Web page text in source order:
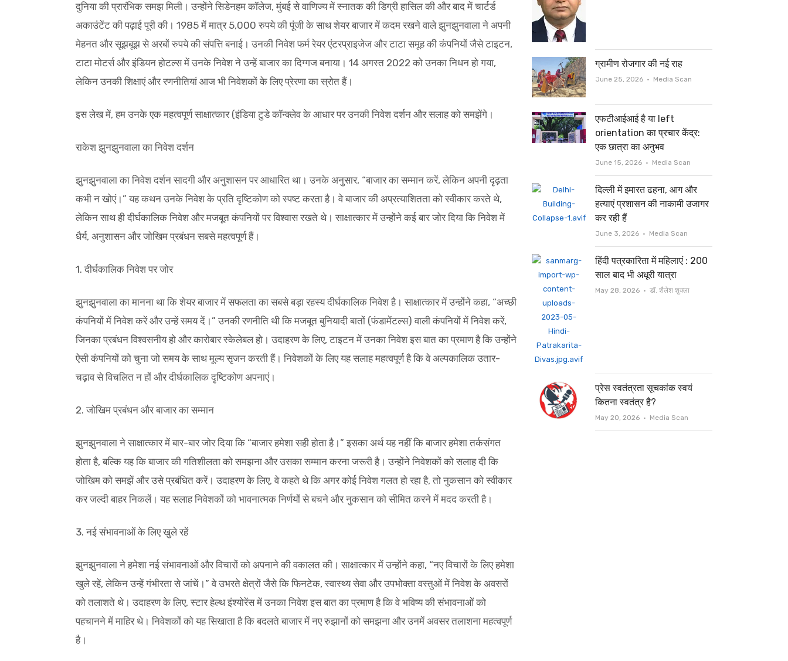
दुनिया की प्रारंभिक समझ मिली। उन्होंने सिडेनहम कॉलेज, मुंबई से वाणिज्य में स्नातक की डिग्री हासिल की और बाद में चार्टर्ड
अकाउंटेंट की पढ़ाई पूरी की। 1985 में मात्र 5,000 रुपये की पूंजी के साथ शेयर बाजार में कदम रखने वाले झुनझुनवाला ने अपनी
मेहनत और सूझबूझ से अरबों रुपये की संपत्ति बनाई। उनकी निवेश फर्म रेयर एंटरप्राइजेज और टाटा समूह की कंपनियों जैसे टाइटन,
टाटा मोटर्स और इंडियन होटल्स में उनके निवेश ने उन्हें बाजार का दिग्गज बनाया। 14 अगस्त 2022 को उनका निधन हो गया,
लेकिन उनकी शिक्षाएं और रणनीतियां आज भी निवेशकों के लिए प्रेरणा का स्रोत हैं।
इस लेख में, हम उनके एक महत्वपूर्ण साक्षात्कार (इंडिया टुडे कॉन्क्लेव के आधार पर उनकी निवेश दर्शन और सलाह को समझेंगे।
राकेश झुनझुनवाला का निवेश दर्शन
झुनझुनवाला का निवेश दर्शन सादगी और अनुशासन पर आधारित था। उनके अनुसार, “बाजार का सम्मान करें, लेकिन अपनी दृढ़ता
कभी न खोएं।” यह कथन उनके निवेश के प्रति दृष्टिकोण को स्पष्ट करता है। वे बाजार की अप्रत्याशितता को स्वीकार करते थे,
लेकिन साथ ही दीर्घकालिक निवेश और मजबूत कंपनियों पर विश्वास रखते थे। साक्षात्कार में उन्होंने कई बार जोर दिया कि निवेश में
धैर्य, अनुशासन और जोखिम प्रबंधन सबसे महत्वपूर्ण हैं।
1. दीर्घकालिक निवेश पर जोर
झुनझुनवाला का मानना था कि शेयर बाजार में सफलता का सबसे बड़ा रहस्य दीर्घकालिक निवेश है। साक्षात्कार में उन्होंने कहा, “अच्छी
कंपनियों में निवेश करें और उन्हें समय दें।” उनकी रणनीति थी कि मजबूत बुनियादी बातों (फंडामेंटल्स) वाली कंपनियों में निवेश करें,
जिनका प्रबंधन विश्वसनीय हो और कारोबार स्केलेबल हो। उदाहरण के लिए, टाइटन में उनका निवेश इस बात का प्रमाण है कि उन्होंने
ऐसी कंपनियों को चुना जो समय के साथ मूल्य सृजन करती हैं। निवेशकों के लिए यह सलाह महत्वपूर्ण है कि वे अल्पकालिक उतार-
चढ़ाव से विचलित न हों और दीर्घकालिक दृष्टिकोण अपनाएं।
2. जोखिम प्रबंधन और बाजार का सम्मान
झुनझुनवाला ने साक्षात्कार में बार-बार जोर दिया कि “बाजार हमेशा सही होता है।” इसका अर्थ यह नहीं कि बाजार हमेशा तर्कसंगत
होता है, बल्कि यह कि बाजार की गतिशीलता को समझना और उसका सम्मान करना जरूरी है। उन्होंने निवेशकों को सलाह दी कि
जोखिम को समझें और उसे प्रबंधित करें। उदाहरण के लिए, वे कहते थे कि अगर कोई निवेश गलत हो रहा है, तो नुकसान को स्वीकार
कर जल्दी बाहर निकलें। यह सलाह निवेशकों को भावनात्मक निर्णयों से बचने और नुकसान को सीमित करने में मदद करती है।
3. नई संभावनाओं के लिए खुले रहें
झुनझुनवाला ने हमेशा नई संभावनाओं और विचारों को अपनाने की वकालत की। साक्षात्कार में उन्होंने कहा, “नए विचारों के लिए हमेशा
खुले रहें, लेकिन उन्हें गंभीरता से जांचें।” वे उभरते क्षेत्रों जैसे कि फिनटेक, स्वास्थ्य सेवा और उपभोक्ता वस्तुओं में निवेश के अवसरों
को तलाशते थे। उदाहरण के लिए, स्टार हेल्थ इंश्योरेंस में उनका निवेश इस बात का प्रमाण है कि वे भविष्य की संभावनाओं को
पहचानने में माहिर थे। निवेशकों को यह सिखाता है कि बदलते बाजार में नए रुझानों को समझना और उनमें अवसर तलाशना महत्वपूर्ण
है।
ग्रामीण रोजगार की नई राह
June 25, 2026 Author
Media Scan
एफटीआईआई है या left
orientation का प्रचार केंद्र:
एक छात्रा का अनुभव
June 15, 2026 Author
Media Scan
दिल्ली में इमारत ढहना, आग और
हत्याएं प्रशासन की नाकामी उजागर
कर रही हैं
June 3, 2026 Author
Media Scan
हिंदी पत्रकारिता में महिलाएं : 200
साल बाद भी अधूरी यात्रा
May 28, 2026 Author
डॉ. शैलेश शुक्ला
प्रेस स्वतंत्रता सूचकांक स्वयं
कितना स्वतंत्र है?
May 20, 2026 Author
Media Scan